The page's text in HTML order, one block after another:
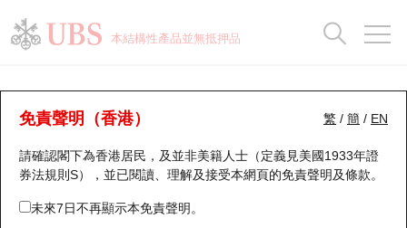
本結構性產品並無抵押品
繁 / 簡 / EN
免責聲明（香港）
請確認閣下為香港居民，及並非美籍人士（定義見美國1933年證
券法規則S），並已閱讀、理解及接受本網頁的免責聲明及條款。
未來7日不再顯示本免責聲明。
牛熊證分析儀
表現 街貨統計 比較
67438 瑞銀牛證 HSI 恒生指數
瑞銀認股證一覽
新發行瑞銀認股證
即將到期認股證
街貨統計
比較
牛熊全景快搜
牛熊證搜尋
牛熊證街貨分佈圖
街貨統計
比較
十大升幅/跌幅
十大認股證成交分佈
十天股證佔大市成交
正股分析儀
二十大活躍股份
恒指成份股
持股比重
顯示所有持股比重
每月輪證大市專題
輪證專欄
講座及教育短片